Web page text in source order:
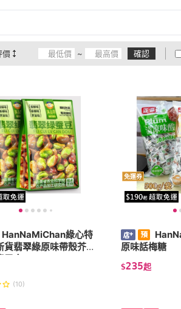
價 ~ 確認
HanNaMiChan綠心特
貨翡翠綠原味帶殼芥末
零食
(10)
免運券
原味話梅糖
$235起